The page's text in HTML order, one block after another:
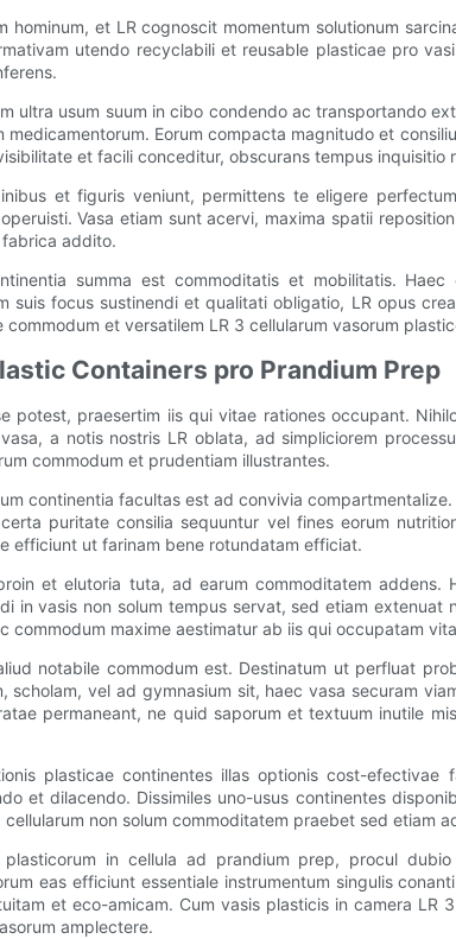
hominum, et LR cognoscit momentum solutionum
utendo recyclabili et reusable plasticae pro
ultra usum suum in cibo condendo ac transportando
Eorum compacta magnitudo et
et facili conceditur, obscurans tempus inquisitio
et figuris veniunt, permittens te eligere
Vasa etiam sunt acervi, maxima spatii
addito.
summa est commoditatis et mobilitatis.
suis focus sustinendi et qualitati obligatio, LR opus
et versatilem LR 3 cellularum vasorum
Containers pro Prandium Prep
potest, praesertim iis qui vitae rationes occupant.
a notis nostris LR oblata, ad simpliciorem
commodum et prudentiam illustrantes.
continentia facultas est ad convivia
puritate consilia sequuntur vel fines eorum
efficiunt ut farinam bene rotundatam efficiat.
et elutoria tuta, ad earum commoditatem
in vasis non solum tempus servat, sed etiam
commodum maxime aestimatur ab iis qui occupatam
notabile commodum est. Destinatum ut perfluat
vel ad gymnasium sit, haec vasa securam
permaneant, ne quid saporum et textuum inutile
plasticae continentes illas optionis cost-
et dilacendo. Dissimiles uno-usus continentes
non solum commoditatem praebet sed etiam
in cellula ad prandium prep, procul
eas efficiunt essentiale instrumentum singulis
et eco-amicam. Cum vasis plasticis in camera
amplectere.